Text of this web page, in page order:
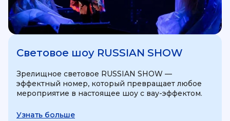
Световое шоу RUSSIAN SHOW
Зрелищное световое RUSSIAN SHOW —
эффектный номер, который превращает любое
мероприятие в настоящее шоу с вау-эффектом.
Узнать больше